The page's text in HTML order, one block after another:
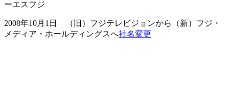
ーエスフジ
2008年10月1日 （旧）フジテレビジョンから（新）フジ・
メディア・ホールディングスへ社名変更